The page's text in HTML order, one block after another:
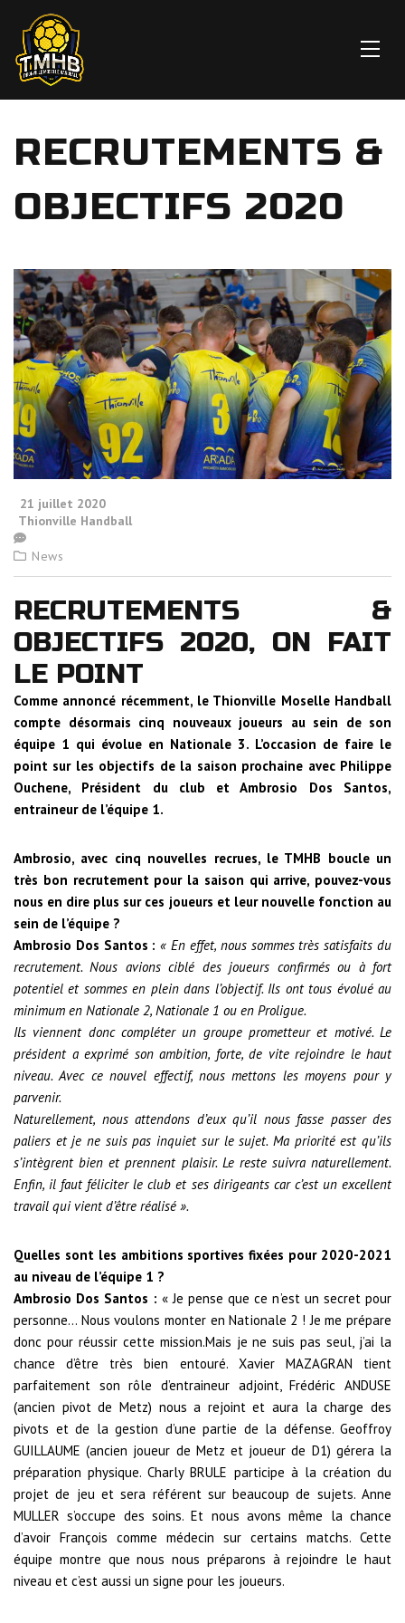
RECRUTEMENTS &
OBJECTIFS 2020
21 juillet 2020
Thionville Handball
News
RECRUTEMENTS &
OBJECTIFS 2020, ON FAIT
LE POINT
Comme annoncé récemment, le Thionville Moselle Handball
compte désormais cinq nouveaux joueurs au sein de son
équipe 1 qui évolue en Nationale 3. L’occasion de faire le
point sur les objectifs de la saison prochaine avec Philippe
Ouchene, Président du club et Ambrosio Dos Santos,
entraineur de l’équipe 1.
Ambrosio, avec cinq nouvelles recrues, le TMHB boucle un
très bon recrutement pour la saison qui arrive, pouvez-vous
nous en dire plus sur ces joueurs et leur nouvelle fonction au
sein de l’équipe ?
Ambrosio Dos Santos : « En effet, nous sommes très satisfaits du
recrutement. Nous avions ciblé des joueurs confirmés ou à fort
potentiel et sommes en plein dans l’objectif. Ils ont tous évolué au
minimum en Nationale 2, Nationale 1 ou en Proligue.
Ils viennent donc compléter un groupe prometteur et motivé. Le
président a exprimé son ambition, forte, de vite rejoindre le haut
niveau. Avec ce nouvel effectif, nous mettons les moyens pour y
parvenir.
Naturellement, nous attendons d’eux qu’il nous fasse passer des
paliers et je ne suis pas inquiet sur le sujet. Ma priorité est qu’ils
s’intègrent bien et prennent plaisir. Le reste suivra naturellement.
Enfin, il faut féliciter le club et ses dirigeants car c’est un excellent
travail qui vient d’être réalisé ».
Quelles sont les ambitions sportives fixées pour 2020-2021
au niveau de l’équipe 1 ?
Ambrosio Dos Santos : « Je pense que ce n’est un secret pour
personne… Nous voulons monter en Nationale 2 ! Je me prépare
donc pour réussir cette mission.Mais je ne suis pas seul, j’ai la
chance d’être très bien entouré. Xavier MAZAGRAN tient
parfaitement son rôle d’entraineur adjoint, Frédéric ANDUSE
(ancien pivot de Metz) nous a rejoint et aura la charge des
pivots et de la gestion d’une partie de la défense. Geoffroy
GUILLAUME (ancien joueur de Metz et joueur de D1) gérera la
préparation physique. Charly BRULE participe à la création du
projet de jeu et sera référent sur beaucoup de sujets. Anne
MULLER s’occupe des soins. Et nous avons même la chance
d’avoir François comme médecin sur certains matchs. Cette
équipe montre que nous nous préparons à rejoindre le haut
niveau et c’est aussi un signe pour les joueurs.